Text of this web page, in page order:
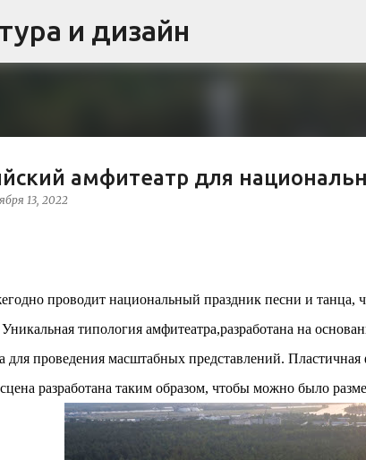
и дизайн
дома в стиле модерна и
Callebaut Architectures. Проект, расположенный
Créative, стал примером гармоничной интеграции
Комплекс состоит из двух объектов: «Théia» (75
общая площадь 5 364 м²) и «Opale & Sens» (38
113 жилых единиц спроектированы с
биоразнообразия и социальной инклюзивности.
конкурсе 2021 года и получением престижной
от Федерации застройщиков Окситании в 2024 году.
средиземноморский манифест. Архитекторы
амфитеатр для
13, 2022
проводит национальный праздник песни и танца,
типология амфитеатра,разработана на
для проведения масштабных представлений.
разработана таким образом, чтобы можно было